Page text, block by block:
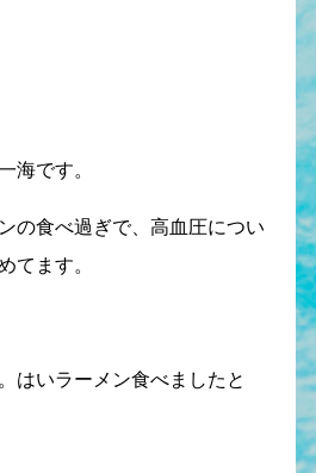
海です。
の食べ過ぎで、高血圧につい
てます。
はいラーメン食べましたと